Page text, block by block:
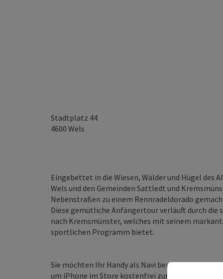
Stadtplatz 44
4600 Wels
Eingebettet in die Wiesen, Wälder und Hügel des
Wels und den Gemeinden Sattledt und
Nebenstraßen zu einem Rennradeldorado
Diese gemütliche Anfängertour verläuft durch die
nach Kremsmünster, welches mit seinem
sportlichen Programm bietet.
Sie möchten Ihr Handy als Navi benützen ? Die
um iPhone im Store kostenfrei zum Download).